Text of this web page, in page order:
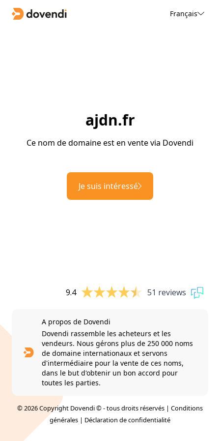
Français
ajdn.fr
Ce nom de domaine est en vente via Dovendi
Je suis intéressé
9.4 51 reviews
A propos de Dovendi
Dovendi rassemble les acheteurs et les
vendeurs. Nous gérons plus de 250 000 noms
de domaine internationaux et servons
d'intermédiaire pour la vente de ces noms,
dans le but d'obtenir un bon accord pour
toutes les parties.
© 2026 Copyright Dovendi © - tous droits réservés | Conditions
générales | Déclaration de confidentialité